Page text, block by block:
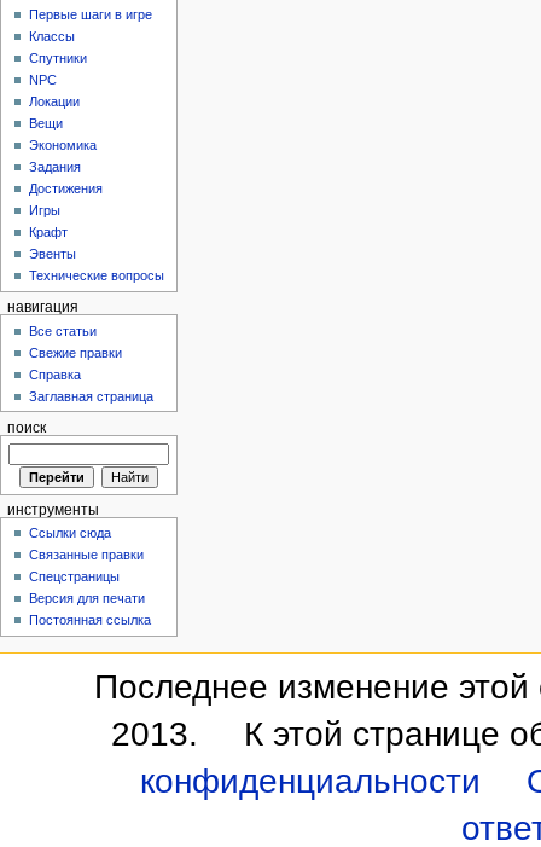
Первые шаги в игре
Классы
Спутники
NPC
Локации
Вещи
Экономика
Задания
Достижения
Игры
Крафт
Эвенты
Технические вопросы
навигация
Все статьи
Свежие правки
Справка
Заглавная страница
поиск
инструменты
Ссылки сюда
Связанные правки
Спецстраницы
Версия для печати
Постоянная ссылка
Последнее изменение
2013.
К этой странице
конфиденциальности